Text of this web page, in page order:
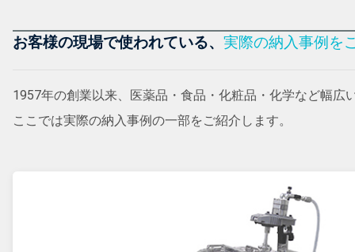
お客様の現場で使われている、 実際の納入事例を
1957年の創業以来、医薬品・食品・化粧品・化学など幅
ここでは実際の納入事例の一部をご紹介します。